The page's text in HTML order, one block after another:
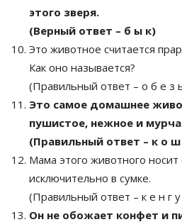
этого зверя.
(Верный ответ – б ы к)
Это животное считается
Как оно называется?
(Правильный ответ – о б е з
Это самое домашнее
пушистое, нежное и
(Правильный ответ – к о ш
Мама этого животного носит
исключительно в сумке.
(Правильный ответ – к е н г
Он не обожает конфет и